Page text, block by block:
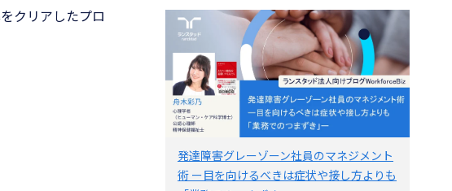
クリアしたプロ
発達障害グレーゾーン社員のマネジメント
術 ー目を向けるべきは症状や接し方よりも